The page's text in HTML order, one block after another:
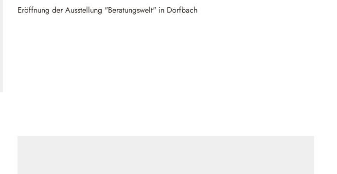
Eröffnung der Ausstellung "Beratungswelt" in Dorfbach